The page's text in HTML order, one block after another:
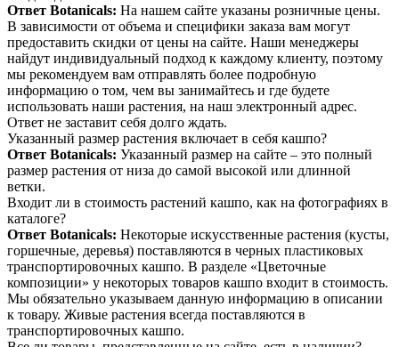
Ответ Botanicals: На нашем сайте указаны розничные цены.
В зависимости от объема и специфики заказа вам могут
предоставить скидки от цены на сайте. Наши менеджеры
найдут индивидуальный подход к каждому клиенту, поэтому
мы рекомендуем вам отправлять более подробную
информацию о том, чем вы занимайтесь и где будете
использовать наши растения, на наш электронный адрес.
Ответ не заставит себя долго ждать.
Указанный размер растения включает в себя кашпо?
Ответ Botanicals: Указанный размер на сайте – это полный
размер растения от низа до самой высокой или длинной
ветки.
Входит ли в стоимость растений кашпо, как на фотографиях в
каталоге?
Ответ Botanicals: Некоторые искусственные растения (кусты,
горшечные, деревья) поставляются в черных пластиковых
транспортировочных кашпо. В разделе «Цветочные
композиции» у некоторых товаров кашпо входит в стоимость.
Мы обязательно указываем данную информацию в описании
к товару. Живые растения всегда поставляются в
транспортировочных кашпо.